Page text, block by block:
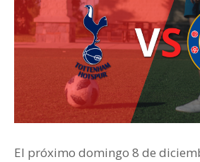
El próximo domingo 8 de